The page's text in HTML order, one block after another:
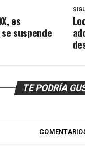
es
suspende
TE PODRÍA